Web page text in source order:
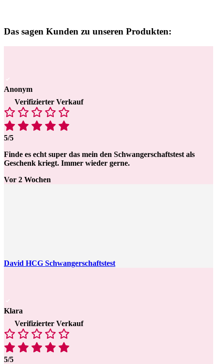
Das sagen Kunden zu unseren Produkten:
Anonym
Verifizierter Verkauf
5/5
Finde es echt super das mein den Schwangerschaftstest als
Geschenk kriegt. Immer wieder gerne.
Vor 2 Wochen
David HCG Schwangerschaftstest
Klara
Verifizierter Verkauf
5/5